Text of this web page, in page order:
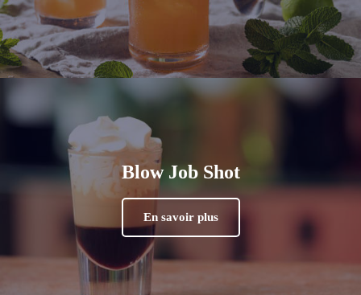
Blow Job Shot
En savoir plus